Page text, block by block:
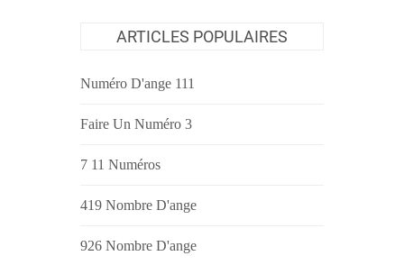
ARTICLES POPULAIRES
Numéro D'ange 111
Faire Un Numéro 3
7 11 Numéros
419 Nombre D'ange
926 Nombre D'ange